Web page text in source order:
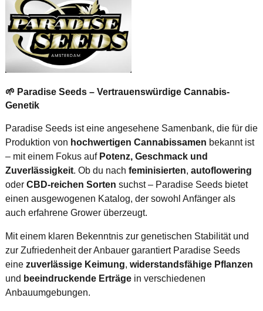
🌱 Paradise Seeds – Vertrauenswürdige Cannabis-
Genetik
Paradise Seeds ist eine angesehene Samenbank, die für die
Produktion von hochwertigen Cannabissamen bekannt ist
– mit einem Fokus auf Potenz, Geschmack und
Zuverlässigkeit. Ob du nach feminisierten, autoflowering
oder CBD-reichen Sorten suchst – Paradise Seeds bietet
einen ausgewogenen Katalog, der sowohl Anfänger als
auch erfahrene Grower überzeugt.
Mit einem klaren Bekenntnis zur genetischen Stabilität und
zur Zufriedenheit der Anbauer garantiert Paradise Seeds
eine zuverlässige Keimung, widerstandsfähige Pflanzen
und beeindruckende Erträgein verschiedenen
Anbauumgebungen.